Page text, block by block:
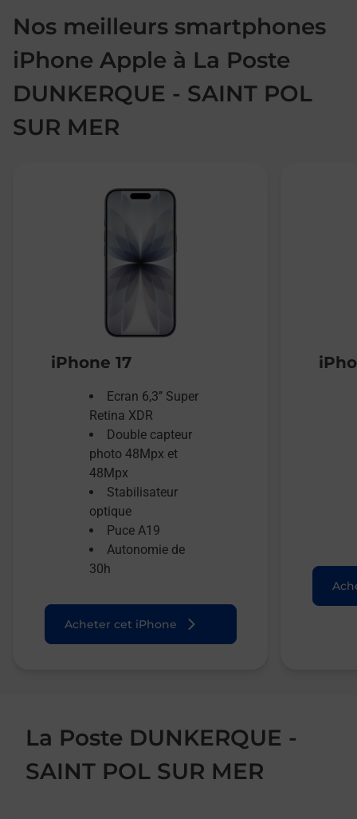
Nos meilleurs smartphones
iPhone Apple à La Poste
DUNKERQUE - SAINT POL
SUR MER
iPhone 17
Ecran 6,3’’ Super
Retina XDR
Double capteur
photo 48Mpx et
48Mpx
Stabilisateur
optique
Puce A19
Autonomie de
30h
Acheter cet iPhone
La Poste DUNKERQUE -
SAINT POL SUR MER